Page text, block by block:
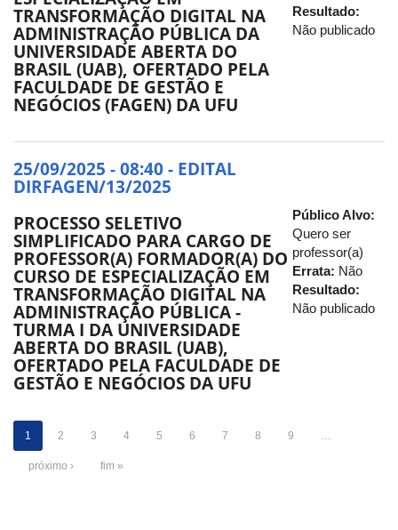
TRANSFORMAÇÃO DIGITAL NA
ADMINISTRAÇÃO PÚBLICA DA
UNIVERSIDADE ABERTA DO
BRASIL (UAB), OFERTADO PELA
FACULDADE DE GESTÃO E
NEGÓCIOS (FAGEN) DA UFU
Resultado:
Não publicado
25/09/2025 - 08:40 - EDITAL
DIRFAGEN/13/2025
PROCESSO SELETIVO
SIMPLIFICADO PARA CARGO DE
PROFESSOR(A) FORMADOR(A) DO
CURSO DE ESPECIALIZAÇÃO EM
TRANSFORMAÇÃO DIGITAL NA
ADMINISTRAÇÃO PÚBLICA -
TURMA I DA UNIVERSIDADE
ABERTA DO BRASIL (UAB),
OFERTADO PELA FACULDADE DE
GESTÃO E NEGÓCIOS DA UFU
Público Alvo:
Quero ser
professor(a)
Errata: Não
Resultado:
Não publicado
1 2 3 4 5 6 7 8 9
próximo › fim »